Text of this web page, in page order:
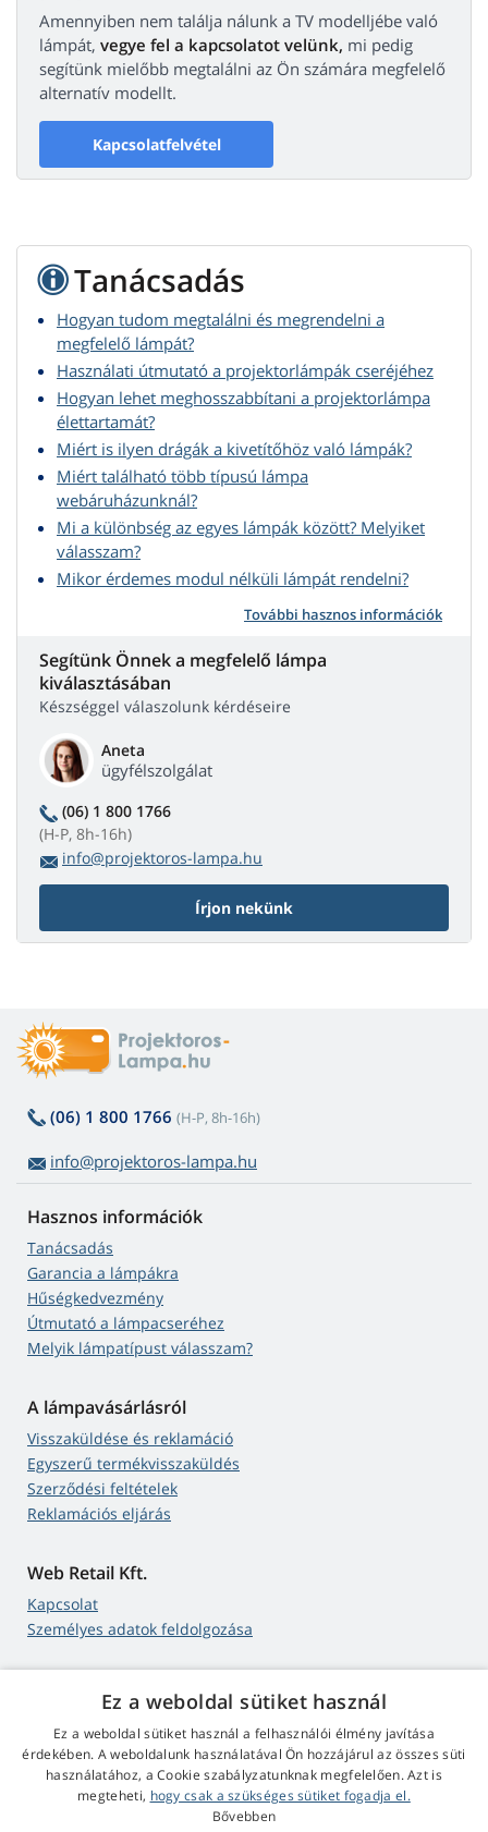
Amennyiben nem találja nálunk a TV modelljébe való
lámpát, vegye fel a kapcsolatot velünk, mi pedig
segítünk mielőbb megtalálni az Ön számára megfelelő
alternatív modellt.
Kapcsolatfelvétel
Tanácsadás
Hogyan tudom megtalálni és megrendelni a
megfelelő lámpát?
Használati útmutató a projektorlámpák cseréjéhez
Hogyan lehet meghosszabbítani a projektorlámpa
élettartamát?
Miért is ilyen drágák a kivetítőhöz való lámpák?
Miért található több típusú lámpa
webáruházunknál?
Mi a különbség az egyes lámpák között? Melyiket
válasszam?
Mikor érdemes modul nélküli lámpát rendelni?
További hasznos információk
Segítünk Önnek a megfelelő lámpa
kiválasztásában
Készséggel válaszolunk kérdéseire
Aneta
ügyfélszolgálat
(06) 1 800 1766
(H-P, 8h-16h)
info@projektoros-lampa.hu
Írjon nekünk
(06) 1 800 1766 (H-P, 8h-16h)
info@projektoros-lampa.hu
Hasznos információk
Tanácsadás
Garancia a lámpákra
Hűségkedvezmény
Útmutató a lámpacseréhez
Melyik lámpatípust válasszam?
A lámpavásárlásról
Visszaküldése és reklamáció
Egyszerű termékvisszaküldés
Szerződési feltételek
Reklamációs eljárás
Web Retail Kft.
Kapcsolat
Személyes adatok feldolgozása
4,9csillag
545 értékelés Google
© 2009 - 2026 Projektoros-Lampa.hu
Ez a weboldal sütiket használ
Ez a weboldal sütiket használ a felhasználói élmény javítása
érdekében. A weboldalunk használatával Ön hozzájárul az összes süti
használatához, a Cookie szabályzatunknak megfelelően. Azt is
megteheti, hogy csak a szükséges sütiket fogadja el.
Bővebben